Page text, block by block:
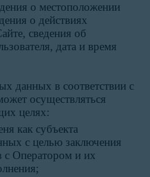
о местоположении
о действиях
сведения об
дата и время
данных в соответствии с
осуществляться
целях:
как субъекта
с целью заключения
Оператором и их